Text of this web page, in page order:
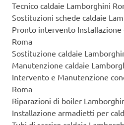
Tecnico caldaie Lamborghini
Sostituzioni schede caldaie
Pronto intervento Installazione
Roma
Sostituzione caldaie
Manutenzione caldaie
Intervento e Manutenzione
Roma
Riparazioni di boiler
Installazione armadietti per